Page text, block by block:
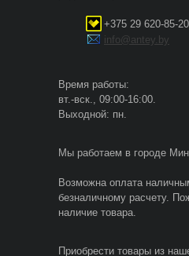
+375 29 620-85-20
info@antey.by
Время работы:
вт.-вск., 09:00-16:00.
Выходной: пн.
Мы работаем в городе
Возможна оплата
безналичному расчету.
наличие товара.
Приобрести товары из